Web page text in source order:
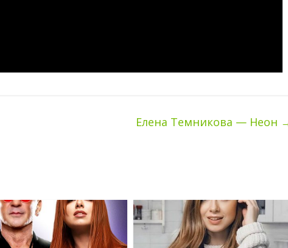
Елена Темникова — Неон